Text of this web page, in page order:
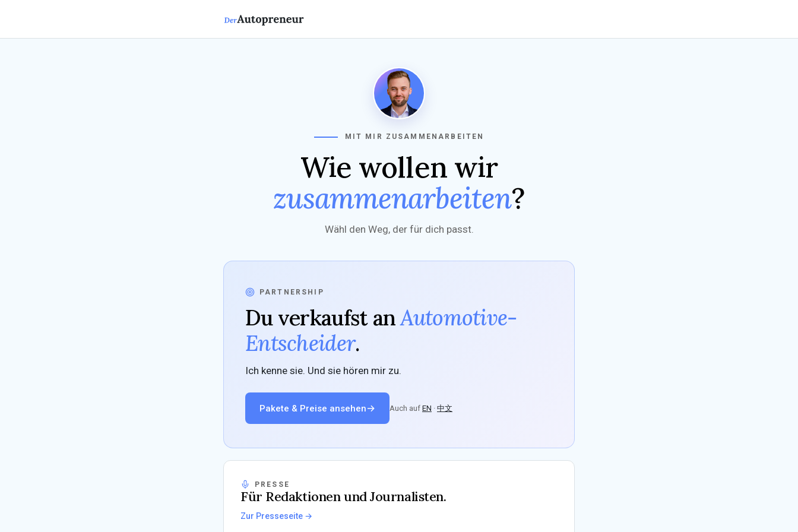
MIT MIR ZUSAMMENARBEITEN
Wie wollen wir
zusammenarbeiten?
Wähl den Weg, der für dich passt.
PARTNERSHIP
Du verkaufst anAutomotive-
Entscheider.
Ich kenne sie. Und sie hören mir zu.
Pakete & Preise ansehen→ Auch auf EN · 中文
PRESSE
Für Redaktionen und Journalisten.
Zur Presseseite →